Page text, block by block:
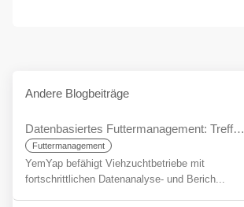
Andere Blogbeiträge
Datenbasiertes Futtermanagement: Treffen Sie fundiertere Entscheidungen, steigern Sie Ihre Nachhaltigkeit mit YemYap
Futtermanagement
YemYap befähigt Viehzuchtbetriebe mit
fortschrittlichen Datenanalyse- und Berich...